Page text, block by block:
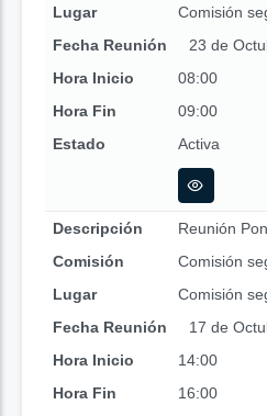
Lugar
Comisión
Fecha Reunión
23 de
Hora Inicio
08:00
Hora Fin
09:00
Estado
Activa
Descripción
Reunión
Comisión
Comisión
Lugar
Comisión
Fecha Reunión
17 de
Hora Inicio
14:00
Hora Fin
16:00